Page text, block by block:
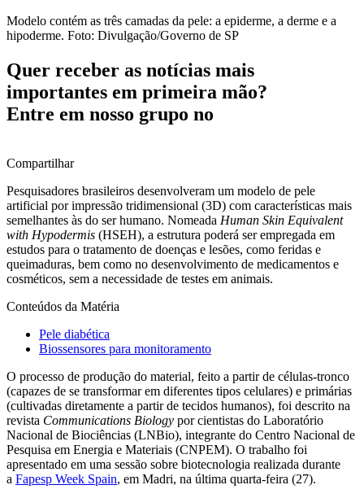
Modelo contém as três camadas da pele: a epiderme, a derme e a
hipoderme. Foto: Divulgação/Governo de SP
Quer receber as notícias mais
importantes em primeira mão?
Entre em nosso grupo no
Compartilhar
Pesquisadores brasileiros desenvolveram um modelo de pele
artificial por impressão tridimensional (3D) com características mais
semelhantes às do ser humano. Nomeada Human Skin Equivalent
with Hypodermis (HSEH), a estrutura poderá ser empregada em
estudos para o tratamento de doenças e lesões, como feridas e
queimaduras, bem como no desenvolvimento de medicamentos e
cosméticos, sem a necessidade de testes em animais.
Conteúdos da Matéria
Pele diabética
Biossensores para monitoramento
O processo de produção do material, feito a partir de células-tronco
(capazes de se transformar em diferentes tipos celulares) e primárias
(cultivadas diretamente a partir de tecidos humanos), foi descrito na
revista Communications Biology por cientistas do Laboratório
Nacional de Biociências (LNBio), integrante do Centro Nacional de
Pesquisa em Energia e Materiais (CNPEM). O trabalho foi
apresentado em uma sessão sobre biotecnologia realizada durante
a Fapesp Week Spain, em Madri, na última quarta-feira (27).